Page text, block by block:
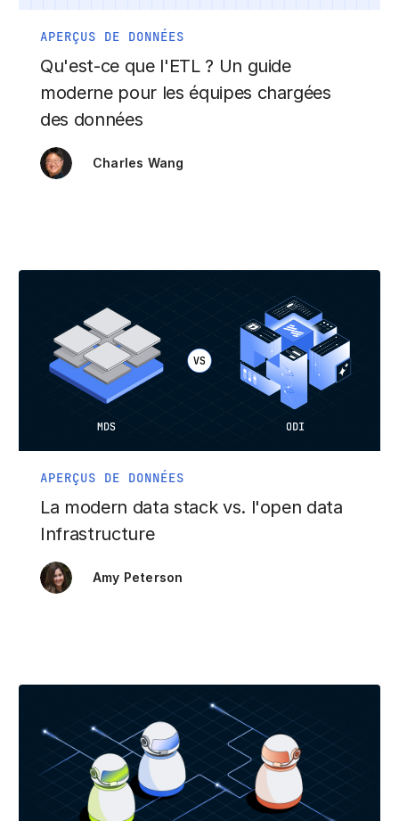
APERÇUS DE DONNÉES
Qu'est-ce que l'ETL ? Un guide
moderne pour les équipes chargées
des données
Charles Wang
APERÇUS DE DONNÉES
La modern data stack vs. l'open data
Infrastructure
Amy Peterson